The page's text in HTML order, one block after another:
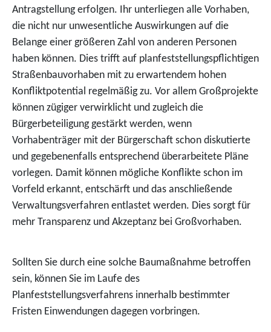
Antragstellung erfolgen. Ihr unterliegen alle Vorhaben,
die nicht nur unwesentliche Auswirkungen auf die
Belange einer größeren Zahl von anderen Personen
haben können. Dies trifft auf planfeststellungspflichtigen
Straßenbauvorhaben mit zu erwartendem hohen
Konfliktpotential regelmäßig zu. Vor allem Großprojekte
können zügiger verwirklicht und zugleich die
Bürgerbeteiligung gestärkt werden, wenn
Vorhabenträger mit der Bürgerschaft schon diskutierte
und gegebenenfalls entsprechend überarbeitete Pläne
vorlegen. Damit können mögliche Konflikte schon im
Vorfeld erkannt, entschärft und das anschließende
Verwaltungsverfahren entlastet werden. Dies sorgt für
mehr Transparenz und Akzeptanz bei Großvorhaben.
Sollten Sie durch eine solche Baumaßnahme betroffen
sein, können Sie im Laufe des
Planfeststellungsverfahrens innerhalb bestimmter
Fristen Einwendungen dagegen vorbringen.